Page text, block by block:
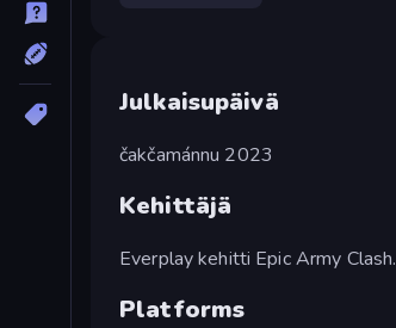
Julkaisupäivä
čakčamánnu 2023
Kehittäjä
Everplay kehitti Epic Army Clash.
Platforms